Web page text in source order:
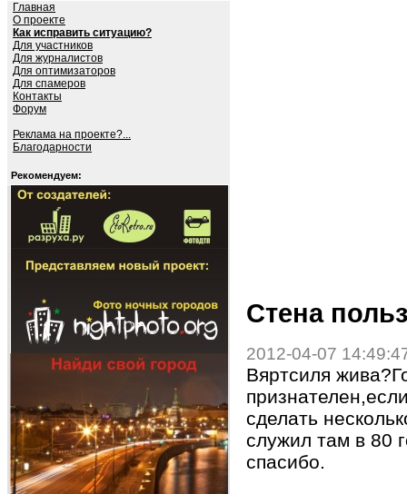
Главная
О проекте
Как исправить ситуацию?
Для участников
Для журналистов
Для оптимизаторов
Для спамеров
Контакты
Форум
Реклама на проекте?...
Благодарности
Рекомендуем:
Стена
2012-04-07
Вяртсиля
сделать
служил там в 80
спасибо.